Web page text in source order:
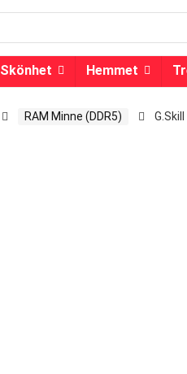
Skönhet Hemmet
RAM Minne (DDR5)